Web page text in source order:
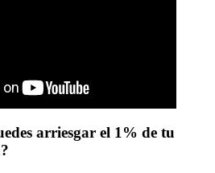
arriesgar el 1% de tu